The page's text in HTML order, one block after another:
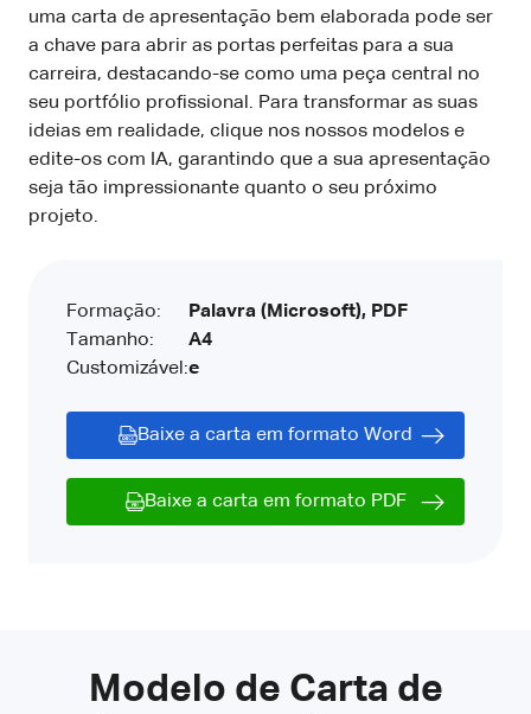
uma carta de apresentação bem elaborada pode ser
a chave para abrir as portas perfeitas para a sua
carreira, destacando-se como uma peça central no
seu portfólio profissional. Para transformar as suas
ideias em realidade, clique nos nossos modelos e
edite-os com IA, garantindo que a sua apresentação
seja tão impressionante quanto o seu próximo
projeto.
Formação:
Tamanho:
Customizável:
Palavra (Microsoft), PDF
A4
e
Baixe a carta em formato Word
Baixe a carta em formato PDF
Modelo de Carta de